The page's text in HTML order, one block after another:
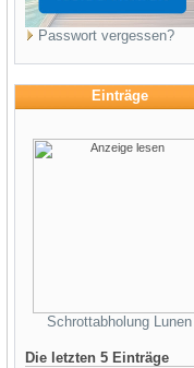
Passwort vergessen?
Einträge
Schrottabholung Lunen
Die letzten 5 Einträge